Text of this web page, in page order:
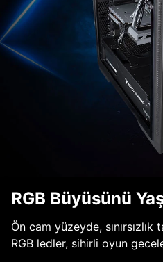
RGB Büyüsünü
Ön cam yüzeyde,
RGB ledler, sihirli oyun